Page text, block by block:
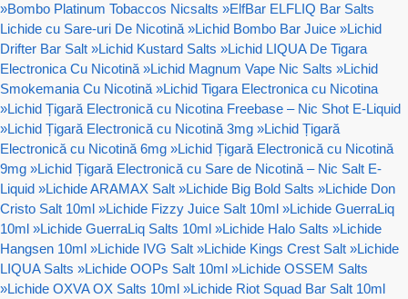
»Bombo Platinum Tobaccos Nicsalts »ElfBar ELFLIQ Bar Salts
Lichide cu Sare-uri De Nicotină »Lichid Bombo Bar Juice »Lichid
Drifter Bar Salt »Lichid Kustard Salts »Lichid LIQUA De Tigara
Electronica Cu Nicotină »Lichid Magnum Vape Nic Salts »Lichid
Smokemania Cu Nicotină »Lichid Tigara Electronica cu Nicotina
»Lichid Țigară Electronică cu Nicotina Freebase – Nic Shot E-Liquid
»Lichid Țigară Electronică cu Nicotină 3mg »Lichid Țigară
Electronică cu Nicotină 6mg »Lichid Țigară Electronică cu Nicotină
9mg »Lichid Țigară Electronică cu Sare de Nicotină – Nic Salt E-
Liquid »Lichide ARAMAX Salt »Lichide Big Bold Salts »Lichide Don
Cristo Salt 10ml »Lichide Fizzy Juice Salt 10ml »Lichide GuerraLiq
10ml »Lichide GuerraLiq Salts 10ml »Lichide Halo Salts »Lichide
Hangsen 10ml »Lichide IVG Salt »Lichide Kings Crest Salt »Lichide
LIQUA Salts »Lichide OOPs Salt 10ml »Lichide OSSEM Salts
»Lichide OXVA OX Salts 10ml »Lichide Riot Squad Bar Salt 10ml